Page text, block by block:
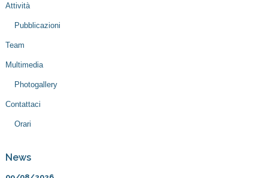
Attività
Pubblicazioni
Team
Multimedia
Photogallery
Contattaci
Orari
News